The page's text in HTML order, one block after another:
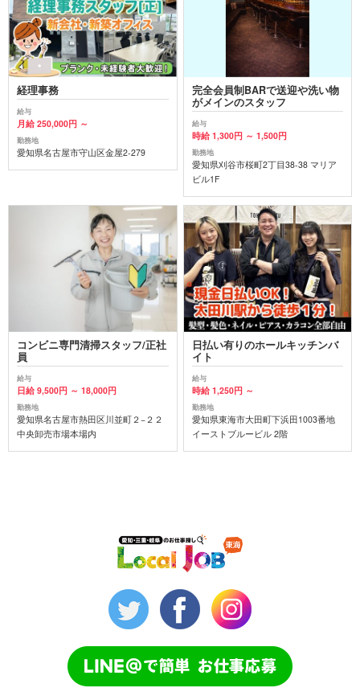
経理事務
給与
月給 250,000円 ～
勤務地
愛知県名古屋市守山区金屋2-279
完全会員制BARで送迎や洗い物
がメインのスタッフ
給与
時給 1,300円 ～ 1,500円
勤務地
愛知県刈谷市桜町2丁目38-38 マリア
ビル1F
コンビニ専門清掃スタッフ/正社
員
給与
日給 9,500円 ～ 18,000円
勤務地
愛知県名古屋市熱田区川並町２−２２
中央卸売市場本場内
日払い有りのホールキッチンバ
イト
給与
時給 1,250円 ～
勤務地
愛知県東海市大田町下浜田1003番地
イーストブルービル 2階